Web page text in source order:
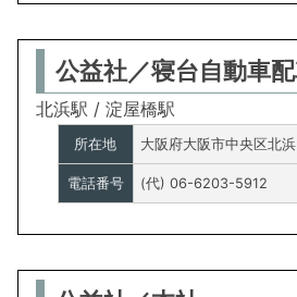
公益社／寝台自動車
北浜駅 / 淀屋橋駅
所在地 大阪府大阪市中央区北浜
電話番号 (代) 06-6203-5912